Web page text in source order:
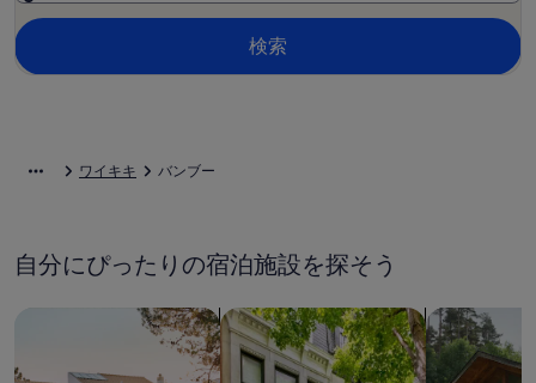
検索
ワイキキ バンブー
自分にぴったりの宿泊施設を探そう
コンドミニアム、アパートメントを
キャビンを